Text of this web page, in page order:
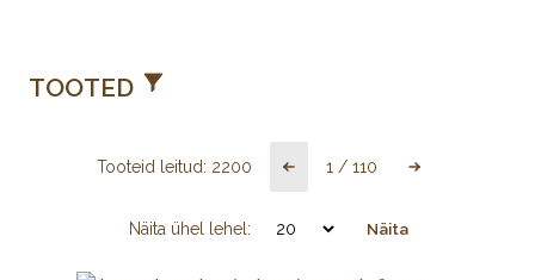
TOOTED
Tooteid leitud: 2200 1 / 110
Näita ühel lehel: Näita